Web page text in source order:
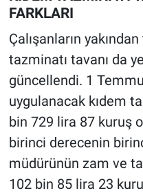
FARKLARI
Çalışanların
tazminatı tavanı da
güncellendi. 1
uygulanacak kıdem
bin 729 lira 87 kuruş
birinci derecenin
müdürünün zam ve
102 bin 85 lira 23